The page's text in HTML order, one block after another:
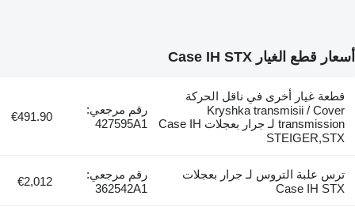
أسعار قطع الغيار Case IH STX
قطعة غيار أخرى في ناقل الحركة
Kryshka transmisii / Cover
transmission لـ جرار بعجلات Case IH
STEIGER,STX
رقم مرجعي:
427595A1
€491.90
ترس علبة التروس لـ جرار بعجلات
Case IH STX
رقم مرجعي:
362542A1
€2,012